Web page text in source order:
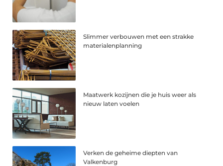
Slimmer verbouwen met een strakke
materialenplanning
Maatwerk kozijnen die je huis weer als
nieuw laten voelen
Verken de geheime diepten van
Valkenburg